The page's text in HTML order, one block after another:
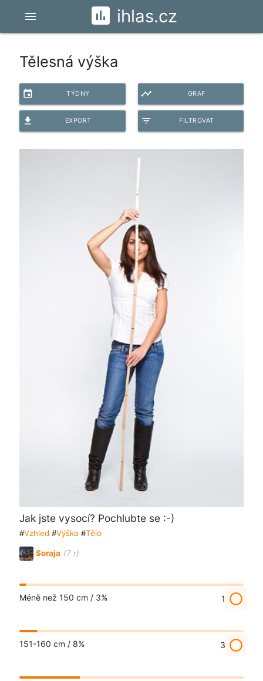
ihlas.cz
menu
Tělesná výška
event TÝDNY timeline GRAF
file_download EXPORT filter_list FILTROVAT
Jak jste vysocí? Pochlubte se :-)
#Vzhled #Výška #Tělo
Soraja (7 r)
Méně než 150 cm / 3% 1 radio_button_unchecked
151-160 cm / 8% 3 radio_button_unchecked